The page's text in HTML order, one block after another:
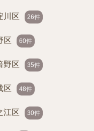
川区 26件
区 60件
野区 35件
区 48件
江区 30件